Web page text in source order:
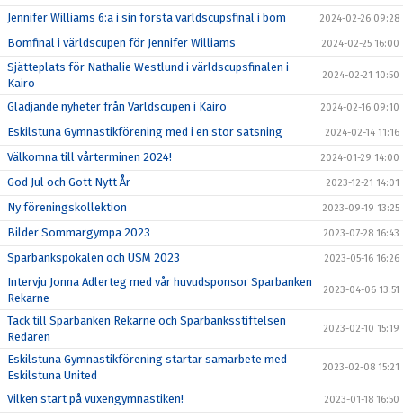
Jennifer Williams 6:a i sin första världscupsfinal i bom 2024-02-26 09:28
Bomfinal i världscupen för Jennifer Williams 2024-02-25 16:00
Sjätteplats för Nathalie Westlund i världscupsfinalen i
Kairo
2024-02-21 10:50
Glädjande nyheter från Världscupen i Kairo 2024-02-16 09:10
Eskilstuna Gymnastikförening med i en stor satsning 2024-02-14 11:16
Välkomna till vårterminen 2024! 2024-01-29 14:00
God Jul och Gott Nytt År 2023-12-21 14:01
Ny föreningskollektion 2023-09-19 13:25
Bilder Sommargympa 2023 2023-07-28 16:43
Sparbankspokalen och USM 2023 2023-05-16 16:26
Intervju Jonna Adlerteg med vår huvudsponsor Sparbanken
Rekarne
2023-04-06 13:51
Tack till Sparbanken Rekarne och Sparbanksstiftelsen
Redaren
2023-02-10 15:19
Eskilstuna Gymnastikförening startar samarbete med
Eskilstuna United
2023-02-08 15:21
Vilken start på vuxengymnastiken! 2023-01-18 16:50